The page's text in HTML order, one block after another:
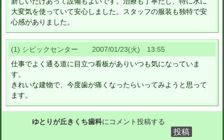
大変気を使っていて安心しました。スタッフの服装も独特で安
心感がありました。
(1) シビックセンター 2007/01/23(火) 13:55
仕事でよく通る道に目立つ看板がありいつも気になっていま
す。
きれいな建物で、今度歯が痛くなったらいってみようと思って
ます。
ゆとりが丘きくち歯科にコメント投稿する